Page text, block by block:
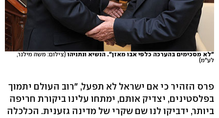
"לא מסכימים בהערכה כלפי אבו מאזן". הנשיא ונתניהו(צילום: משה מילנר,
לע"מ)
פרס הזהיר כי אם ישראל לא תפעל, "רוב העולם יתמוך
בפלסטינים, יצדיק אותם, ימתחו עלינו ביקורת חריפה
ביותר, ידביקו לנו שם שקרי של מדינה גזענית. הכלכלה